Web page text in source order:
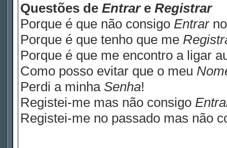
Questões de Entrare Registrar
Porque é que não consigo Entrar
Porque é que tenho que me
Porque é que me encontro a ligar
Como posso evitar que o meu
Perdi a minha Senha!
Registei-me mas não consigo
Registei-me no passado mas não